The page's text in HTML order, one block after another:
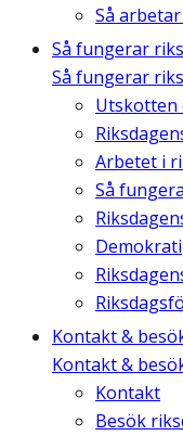
Så
Så fungerar
Så fungerar
Utskotten
Arbetet i
Så
Demokrati
Kontakt &
Kontakt &
Kontakt
Besök